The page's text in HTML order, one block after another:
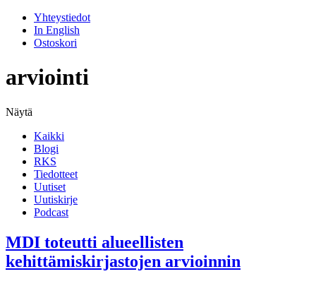
Yhteystiedot
In English
Ostoskori
arviointi
Näytä
Kaikki
Blogi
RKS
Tiedotteet
Uutiset
Uutiskirje
Podcast
MDI toteutti alueellisten
kehittämiskirjastojen arvioinnin